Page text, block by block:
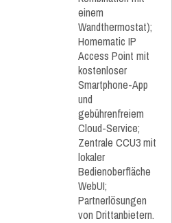
einem
Wandthermostat);
Homematic IP
Access Point mit
kostenloser
Smartphone-App
und
gebührenfreiem
Cloud-Service;
Zentrale CCU3 mit
lokaler
Bedienoberfläche
WebUI;
Partnerlösungen
von Drittanbietern.